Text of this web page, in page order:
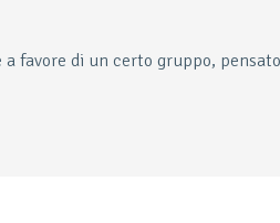
favore di un certo gruppo,